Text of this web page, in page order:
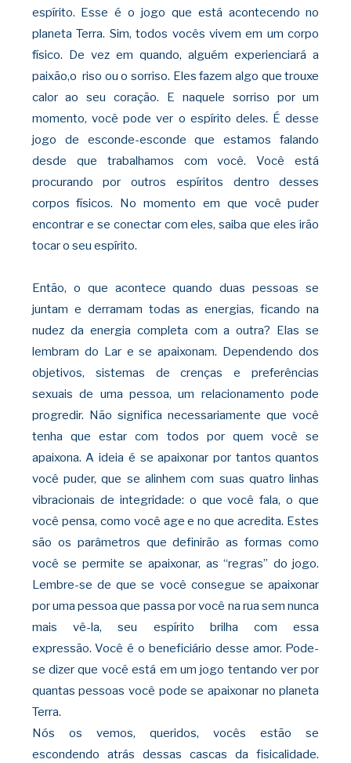
espírito. Esse é o jogo que está acontecendo no
planeta Terra. Sim, todos vocês vivem em um corpo
físico. De vez em quando, alguém experienciará a
paixão,o riso ou o sorriso. Eles fazem algo que trouxe
calor ao seu coração. E naquele sorriso por um
momento, você pode ver o espírito deles. É desse
jogo de esconde-esconde que estamos falando
desde que trabalhamos com você. Você está
procurando por outros espíritos dentro desses
corpos físicos. No momento em que você puder
encontrar e se conectar com eles, saiba que eles irão
tocar o seu espírito.
Então, o que acontece quando duas pessoas se
juntam e derramam todas as energias, ficando na
nudez da energia completa com a outra? Elas se
lembram do Lar e se apaixonam. Dependendo dos
objetivos, sistemas de crenças e preferências
sexuais de uma pessoa, um relacionamento pode
progredir. Não significa necessariamente que você
tenha que estar com todos por quem você se
apaixona. A ideia é se apaixonar por tantos quantos
você puder, que se alinhem com suas quatro linhas
vibracionais de integridade: o que você fala, o que
você pensa, como você age e no que acredita. Estes
são os parâmetros que definirão as formas como
você se permite se apaixonar, as “regras” do jogo.
Lembre-se de que se você consegue se apaixonar
por uma pessoa que passa por você na rua sem nunca
mais vê-la, seu espírito brilha com essa
expressão. Você é o beneficiário desse amor. Pode-
se dizer que você está em um jogo tentando ver por
quantas pessoas você pode se apaixonar no planeta
Terra.
Nós os vemos, queridos, vocês estão se
escondendo atrás dessas cascas da fisicalidade.